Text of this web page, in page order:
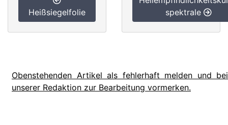
Heißsiegelfolie
spektrale
Obenstehenden Artikel als fehlerhaft melden und bei
unserer Redaktion zur Bearbeitung vormerken.